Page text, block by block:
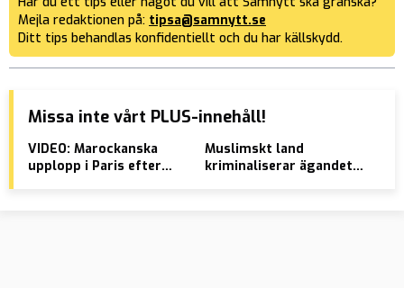
Mejla redaktionen på: tipsa@samnytt.se
Ditt tips behandlas konfidentiellt och du har källskydd.
Missa inte vårt PLUS-innehåll!
VIDEO: Marockanska
upplopp i Paris efter
Muslimskt land
kriminaliserar ägandet